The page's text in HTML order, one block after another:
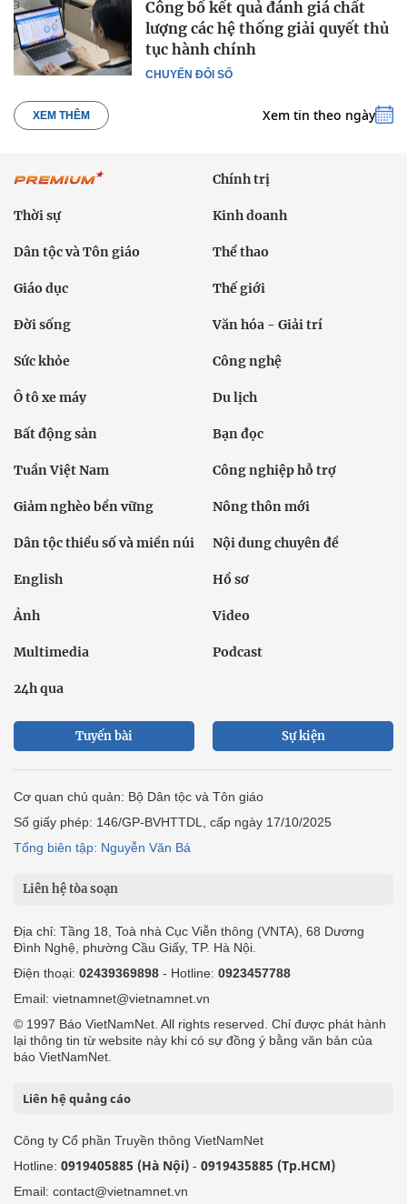
CHUYỂN ĐỔI SỐ
Công bố kết quả đánh giá chất
lượng các hệ thống giải quyết thủ
tục hành chính
XEM THÊM Xem tin theo ngày
Chính trị
Thời sự Kinh doanh
Dân tộc và Tôn giáo Thể thao
Giáo dục Thế giới
Đời sống Văn hóa - Giải trí
Sức khỏe Công nghệ
Ô tô xe máy Du lịch
Bất động sản Bạn đọc
Tuần Việt Nam Công nghiệp hỗ trợ
Giảm nghèo bền vững Nông thôn mới
Dân tộc thiểu số và miền núi Nội dung chuyên đề
English Hồ sơ
Ảnh Video
Multimedia Podcast
24h qua
Tuyến bài Sự kiện
Cơ quan chủ quản: Bộ Dân tộc và Tôn giáo
Số giấy phép: 146/GP-BVHTTDL, cấp ngày 17/10/2025
Tổng biên tập: Nguyễn Văn Bá
Liên hệ tòa soạn
Địa chỉ: Tầng 18, Toà nhà Cục Viễn thông (VNTA), 68 Dương
Đình Nghệ, phường Cầu Giấy, TP. Hà Nội.
Điện thoại: 02439369898 - Hotline: 0923457788
Email: vietnamnet@vietnamnet.vn
© 1997 Báo VietNamNet. All rights reserved. Chỉ được phát hành
lại thông tin từ website này khi có sự đồng ý bằng văn bản của
báo VietNamNet.
Liên hệ quảng cáo
Công ty Cổ phần Truyền thông VietNamNet
Hotline: 0919405885 (Hà Nội) - 0919435885 (Tp.HCM)
Email: contact@vietnamnet.vn